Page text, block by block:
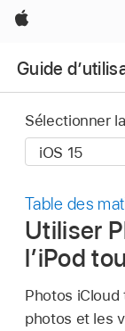
Apple
Guide
Sélectionner
Table des
Utiliser
l’iPod
Photos
photos et les